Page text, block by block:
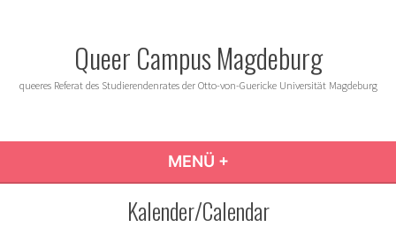
Queer Campus Magdeburg
queeres Referat des Studierendenrates der Otto-von-Guericke Universität Magdeburg
MENÜ +
Kalender/Calendar